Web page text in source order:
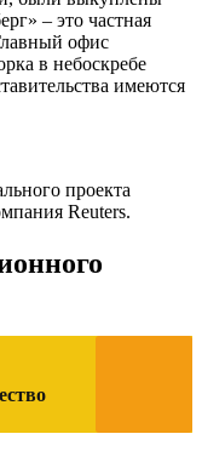
– это частная
офис
в небоскребе
имеются
проекта
Reuters.